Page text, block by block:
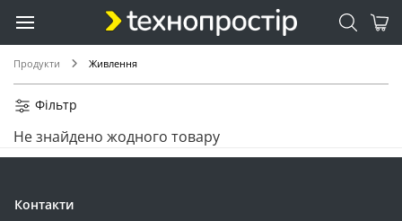
Продукти Живлення
Фільтр
Не знайдено жодного товару
Контакти